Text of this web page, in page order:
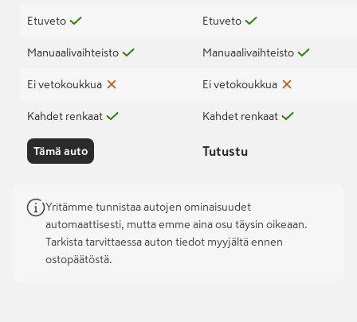
Etuveto
Manuaalivaihteisto
Ei vetokoukkua
Kahdet renkaat
Tämä auto
Etuveto
Manuaalivaihteisto
Ei vetokoukkua
Kahdet renkaat
Tutustu
Yritämme tunnistaa autojen ominaisuudet
automaattisesti, mutta emme aina osu täysin oikeaan.
Tarkista tarvittaessa auton tiedot myyjältä ennen
ostopäätöstä.